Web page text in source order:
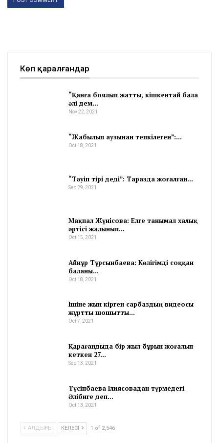
Көп қаралғандар
“Қанға боялып жатты, кішкентай бала
әлі дем…
Nov 22, 2021
“Жабылып аузынан тепкілеген”:…
Oct 18, 2021
“Тәуіп тірі деді”: Таразда жоғалған…
Sep 29, 2021
Мақпал Жүнісова: Елге танымал халық
әртісі жалынып…
Oct 15, 2021
Айнұр Тұрсынбаева: Көлігімді соққан
баланы…
Oct 18, 2021
Ішіне жын кірген сарбаздың видеосы
жұртты шошытты…
Oct 7, 2021
Қарағандыда бір жыл бұрын жоғалып
кеткен 27…
Sep 13, 2021
Түсіпбаева Ілиясовадан түрмедегі
Әлібиге деп…
Oct 13, 2021
АЛДЫҢҒЫ КЕЛЕСІ 1 of 2,546